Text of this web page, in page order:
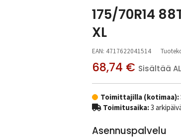
175/70R14
XL
EAN: 4717622041514
68,74 € Sisältää
Toimittajilla (kotimaa):
Toimitusaika:3
Asennuspalvelu